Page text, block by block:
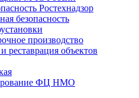
Ростехнадзор
безопасность
производство
реставрация объектов
ФЦ НМО